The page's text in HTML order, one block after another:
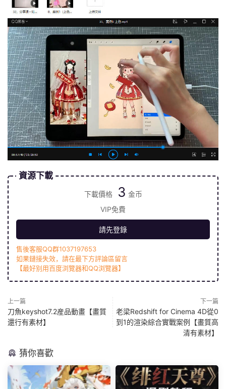
資源下載
下載價格 3 金币
VIP免費
請先登錄
售後客服QQ群1037197653
如果鏈接失效，請在最下方評論區留言
【最好别用百度浏覽器和QQ浏覽器】
上一篇
刀魚keyshot7.2産品動畫【畫質
還行有素材】
下一篇
老梁Redshift for Cinema 4D從0
到1的渲染綜合實戰案例【畫質高
清有素材】
猜你喜歡